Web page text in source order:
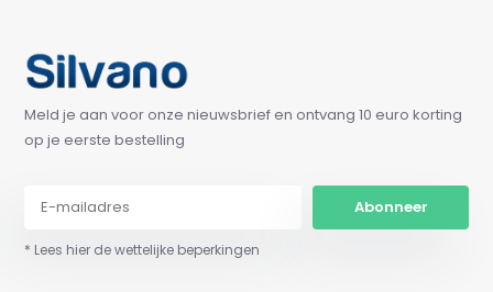
Meld je aan voor onze nieuwsbrief en ontvang 10 euro korting
op je eerste bestelling
Abonneer
* Lees hier de wettelijke beperkingen